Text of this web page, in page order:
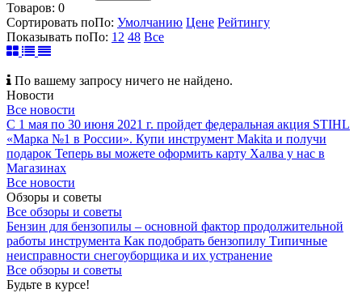
Товаров: 0
Сортировать поПо: Умолчанию Цене Рейтингу
Показывать поПо: 12 48 Все
По вашему запросу ничего не найдено.
Новости
Все новости
С 1 мая по 30 июня 2021 г. пройдет федеральная акция STIHL
«Марка №1 в России». Купи инструмент Makita и получи
подарок Теперь вы можете оформить карту Халва у нас в
Магазинах
Все новости
Обзоры и советы
Все обзоры и советы
Бензин для бензопилы – основной фактор продолжительной
работы инструмента Как подобрать бензопилу Типичные
неисправности снегоуборщика и их устранение
Все обзоры и советы
Будьте в курсе!